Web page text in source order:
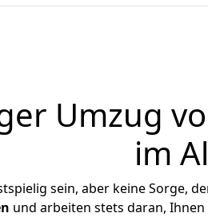
Umzug
im
sein, aber keine Sorge,
und arbeiten stets daran, Ihnen